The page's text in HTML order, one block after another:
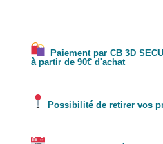
Paiement par CB 3D
à partir de 90€ d'achat
Possibilité de retirer vos